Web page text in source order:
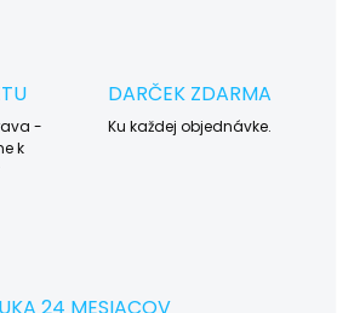
-
k
DARČEK ZDARMA
Ku každej objednávke.